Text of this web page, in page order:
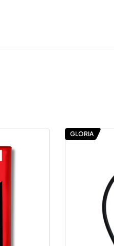
GLORIA